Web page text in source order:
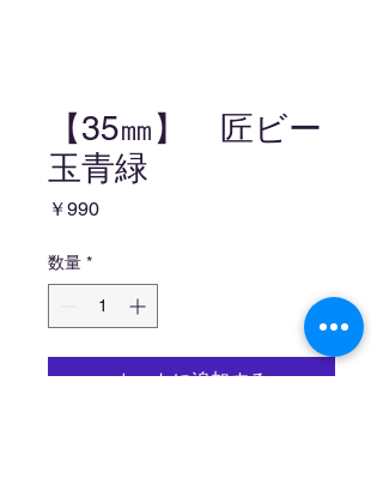
【35㎜】 匠ビー
玉青緑
￥990価
数量 *
カートに追加する